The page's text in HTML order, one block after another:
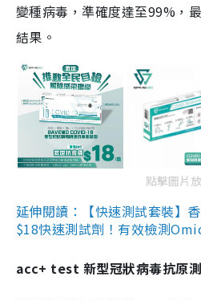
變種病毒，準確度達至99%，
結果。
點擊圖片
延伸閱讀：【快速測試套裝】
$18快速測試劑！有效檢測
acc+ test 新型冠狀病毒抗原